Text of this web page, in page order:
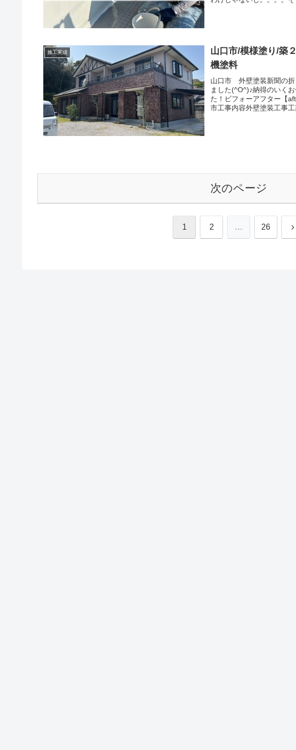
施工実績
山口市/模様塗り/築
機塗料
山口市 外壁塗装新聞の折
ました(^O^)♪納得のいく
た！ビフォーアフター【
市工事内容外壁塗装工事工
次のページ
1 2 … 26 次